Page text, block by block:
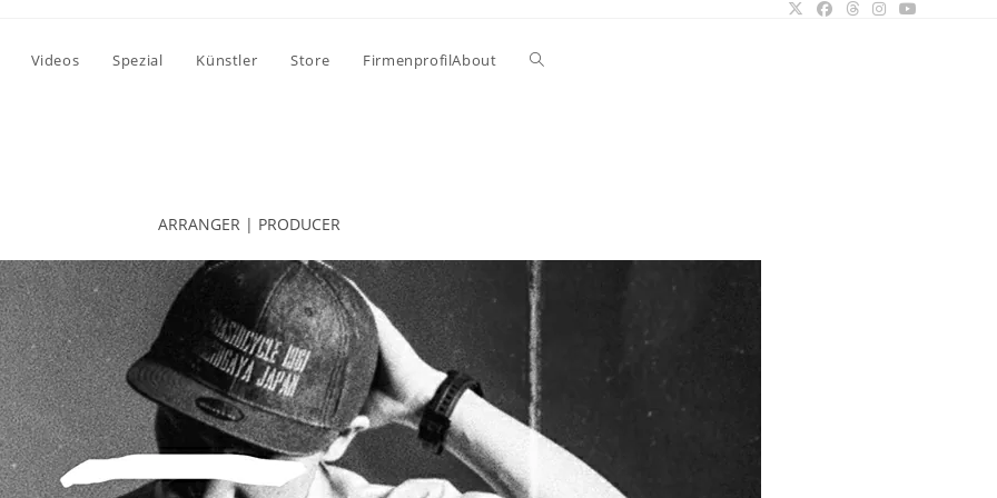
Videos Spezial Künstler Store FirmenprofilAbout Website-
ARRANGER | PRODUCER